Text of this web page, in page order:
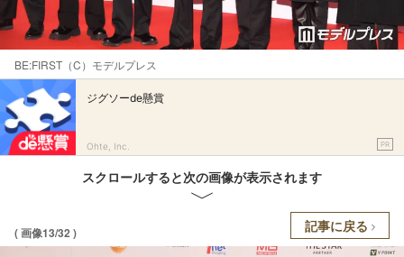
BE:FIRST（C）モデルプレス
ジグソーde懸賞
Ohte, Inc. PR
スクロールすると次の画像が表示されます
( 画像13/32 ) 記事に戻る